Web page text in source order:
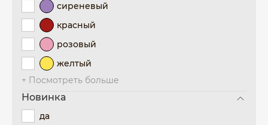
сиреневый
красный
розовый
желтый
+ Посмотреть больше
Новинка
да